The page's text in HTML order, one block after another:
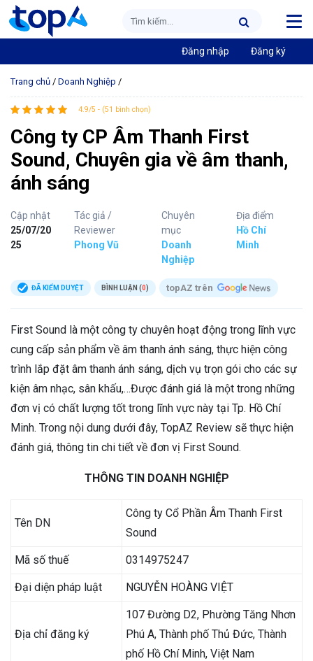
Đăng nhập Đăng ký
Trang chủ / Doanh Nghiệp /
4.9/5 - (51 bình chọn)
Công ty CP Âm Thanh First
Sound, Chuyên gia về âm thanh,
ánh sáng
Cập nhật
25/07/20
25
Tác giả /
Reviewer
Phong Vũ
Chuyên
mục
Doanh
Nghiệp
Địa điểm
Hồ Chí
Minh
ĐÃ KIỂM DUYỆT BÌNH LUẬN (0) topAZ trên
First Sound là một công ty chuyên hoạt động trong lĩnh vực
cung cấp sản phẩm về âm thanh ánh sáng, thực hiện công
trình lắp đặt âm thanh ánh sáng, dịch vụ trọn gói cho các sự
kiện âm nhạc, sân khấu,…Được đánh giá là một trong những
đơn vị có chất lượng tốt trong lĩnh vực này tại Tp. Hồ Chí
Minh. Trong nội dung dưới đây, TopAZ Review sẽ thực hiện
đánh giá, thông tin chi tiết về đơn vị First Sound.
THÔNG TIN DOANH NGHIỆP
Tên DN
Công ty Cổ Phần Âm Thanh First
Sound
Mã số thuế 0314975247
Đại diện pháp luật NGUYỄN HOÀNG VIỆT
Địa chỉ đăng ký
107 Đường D2, Phường Tăng Nhơn
Phú A, Thành phố Thủ Đức, Thành
phố Hồ Chí Minh, Việt Nam